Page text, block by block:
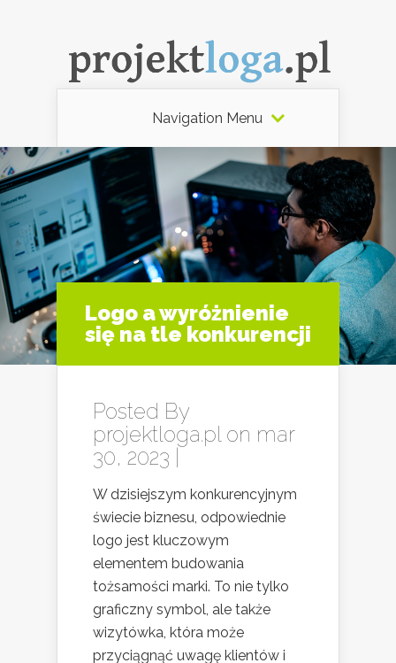
Navigation Menu
Logo a wyróżnienie
się na tle konkurencji
Posted By
projektloga.pl on mar
30, 2023 |
W dzisiejszym konkurencyjnym
świecie biznesu, odpowiednie
logo jest kluczowym
elementem budowania
tożsamości marki. To nie tylko
graficzny symbol, ale także
wizytówka, która może
przyciągnąć uwagę klientów i